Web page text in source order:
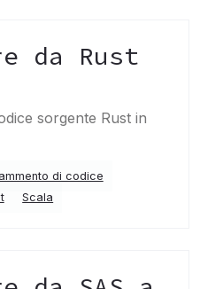
da Rust
sorgente Rust in
di codice
Scala